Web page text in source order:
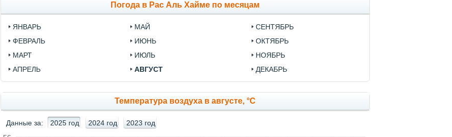
Погода в Рас Аль Хайме по месяцам
ЯНВАРЬ
ФЕВРАЛЬ
МАРТ
АПРЕЛЬ
МАЙ
ИЮНЬ
ИЮЛЬ
АВГУСТ
СЕНТЯБРЬ
ОКТЯБРЬ
НОЯБРЬ
ДЕКАБРЬ
Температура воздуха в августе, °C
Данные за: 2025 год 2024 год 2023 год